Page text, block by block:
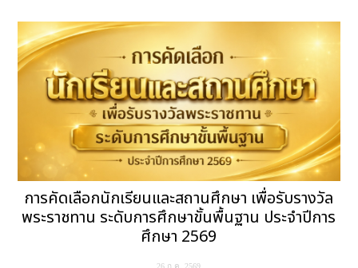
การคัดเลือกนักเรียนและสถานศึกษา เพื่อรับรางวัล
พระราชทาน ระดับการศึกษาขั้นพื้นฐาน ประจำปีการ
ศึกษา 2569
26 ก.ค. 2569